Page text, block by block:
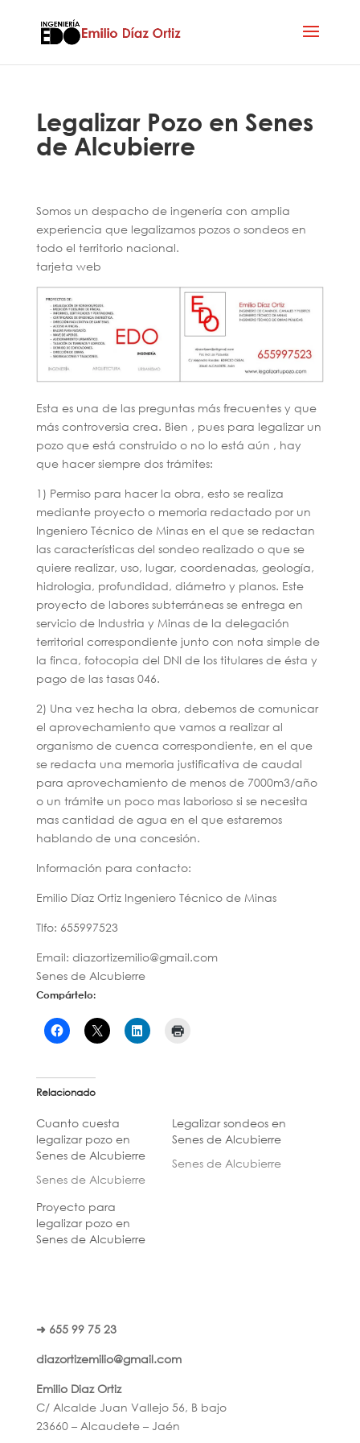
Legalizar Pozo en Senes
de Alcubierre
Somos un despacho de ingenería con amplia
experiencia que legalizamos pozos o sondeos en
todo el territorio nacional.
tarjeta web
Esta es una de las preguntas más frecuentes y que
más controversia crea. Bien , pues para legalizar un
pozo que está construido o no lo está aún , hay
que hacer siempre dos trámites:
1) Permiso para hacer la obra, esto se realiza
mediante proyecto o memoria redactado por un
Ingeniero Técnico de Minas en el que se redactan
las características del sondeo realizado o que se
quiere realizar, uso, lugar, coordenadas, geología,
hidrologia, profundidad, diámetro y planos. Este
proyecto de labores subterráneas se entrega en
servicio de Industria y Minas de la delegación
territorial correspondiente junto con nota simple de
la finca, fotocopia del DNI de los titulares de ésta y
pago de las tasas 046.
2) Una vez hecha la obra, debemos de comunicar
el aprovechamiento que vamos a realizar al
organismo de cuenca correspondiente, en el que
se redacta una memoria justificativa de caudal
para aprovechamiento de menos de 7000m3/año
o un trámite un poco mas laborioso si se necesita
mas cantidad de agua en el que estaremos
hablando de una concesión.
Información para contacto:
Emilio Díaz Ortiz Ingeniero Técnico de Minas
Tlfo: 655997523
Email: diazortizemilio@gmail.com
Senes de Alcubierre
Compártelo:
Relacionado
Cuanto cuesta
legalizar pozo en
Senes de Alcubierre
Senes de Alcubierre
Legalizar sondeos en
Senes de Alcubierre
Senes de Alcubierre
Proyecto para
legalizar pozo en
Senes de Alcubierre
➜ 655 99 75 23
diazortizemilio@gmail.com
Emilio Diaz Ortiz
C/ Alcalde Juan Vallejo 56, B bajo
23660 – Alcaudete – Jaén